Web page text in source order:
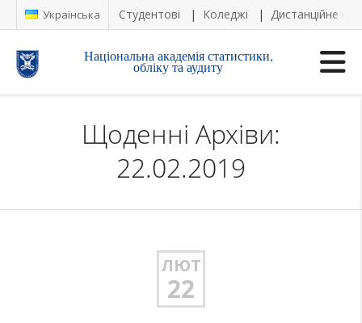
Українська Студентові Коледжі Дистанційне
Національна академія статистики,
обліку та аудиту
Щоденні Архіви:
22.02.2019
ЛЮТ
22